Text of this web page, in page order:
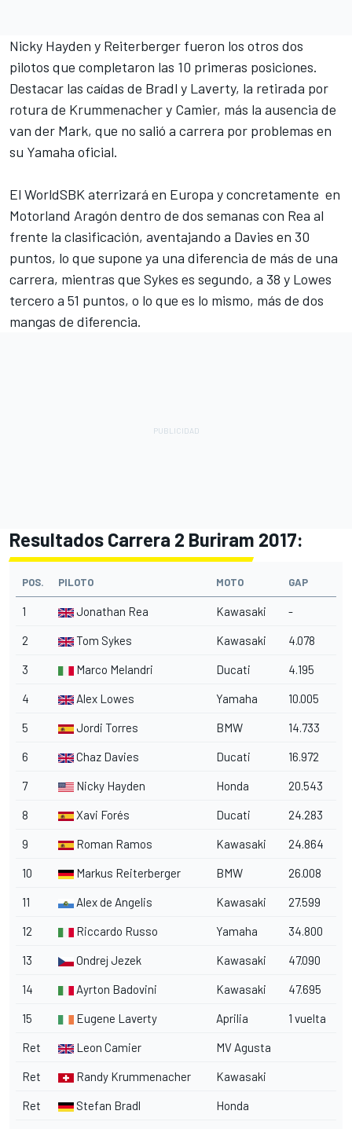
Nicky Hayden y Reiterberger fueron los otros dos
pilotos que completaron las 10 primeras posiciones.
Destacar las caídas de Bradl y Laverty, la retirada por
rotura de Krummenacher y Camier, más la ausencia de
van der Mark, que no salió a carrera por problemas en
su Yamaha oficial.
El WorldSBK aterrizará en Europa y concretamente en
Motorland Aragón dentro de dos semanas con Rea al
frente la clasificación, aventajando a Davies en 30
puntos, lo que supone ya una diferencia de más de una
carrera, mientras que Sykes es segundo, a 38 y Lowes
tercero a 51 puntos, o lo que es lo mismo, más de dos
mangas de diferencia.
Resultados Carrera 2 Buriram 2017:
POS. PILOTO MOTO GAP
1 Jonathan Rea Kawasaki -
2 Tom Sykes Kawasaki 4.078
3 Marco Melandri Ducati 4.195
4 Alex Lowes Yamaha 10.005
5 Jordi Torres BMW 14.733
6 Chaz Davies Ducati 16.972
7 Nicky Hayden Honda 20.543
8 Xavi Forés Ducati 24.283
9 Roman Ramos Kawasaki 24.864
10 Markus Reiterberger BMW 26.008
11 Alex de Angelis Kawasaki 27.599
12 Riccardo Russo Yamaha 34.800
13 Ondrej Jezek Kawasaki 47.090
14 Ayrton Badovini Kawasaki 47.695
15 Eugene Laverty Aprilia 1 vuelta
Ret Leon Camier MV Agusta
Ret Randy Krummenacher Kawasaki
Ret Stefan Bradl Honda